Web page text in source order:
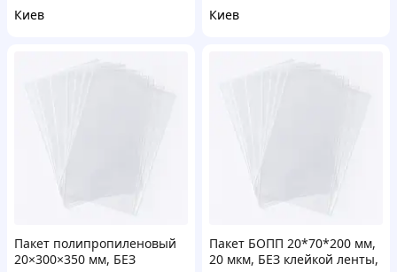
Киев
Киев
Пакет полипропиленовый
20×300×350 мм, БЕЗ
Пакет БОПП 20*70*200 мм,
20 мкм, БЕЗ клейкой ленты,